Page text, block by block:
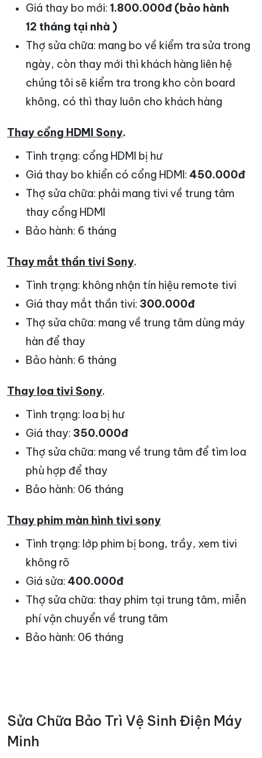
Giá thay bo mới: 1.800.000đ (bảo hành
12 tháng tại nhà )
Thợ sửa chữa: mang bo về kiểm tra sửa trong
ngày, còn thay mới thì khách hàng liên hệ
chúng tôi sẽ kiểm tra trong kho còn board
không, có thì thay luôn cho khách hàng
Thay cổng HDMI Sony.
Tình trạng: cổng HDMI bị hư
Giá thay bo khiển có cổng HDMI: 450.000đ
Thợ sửa chữa: phải mang tivi về trung tâm
thay cổng HDMI
Bảo hành: 6 tháng
Thay mắt thần tivi Sony.
Tình trạng: không nhận tín hiệu remote tivi
Giá thay mắt thần tivi: 300.000đ
Thợ sửa chữa: mang về trung tâm dùng máy
hàn để thay
Bảo hành: 6 tháng
Thay loa tivi Sony.
Tình trạng: loa bị hư
Giá thay: 350.000đ
Thợ sửa chữa: mang về trung tâm để tìm loa
phù hợp để thay
Bảo hành: 06 tháng
Thay phim màn hình tivi sony
Tình trạng: lớp phim bị bong, trầy, xem tivi
không rõ
Giá sửa: 400.000đ
Thợ sửa chữa: thay phim tại trung tâm, miễn
phí vận chuyển về trung tâm
Bảo hành: 06 tháng
Sửa Chữa Bảo Trì Vệ Sinh Điện Máy
Minh